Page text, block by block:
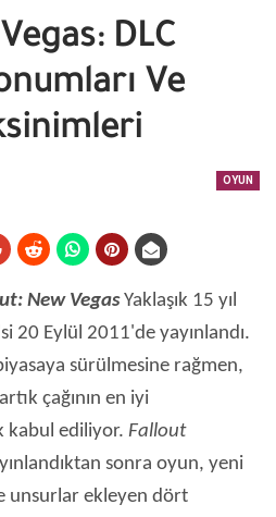
DLC
Ve
OYUN
New VegasYaklaşık 15 yıl
20 Eylül 2011'de yayınlandı.
sürülmesine rağmen,
çağının en iyi
kabul ediliyor. Fallout
sonra oyun, yeni
unsurlar ekleyen dört